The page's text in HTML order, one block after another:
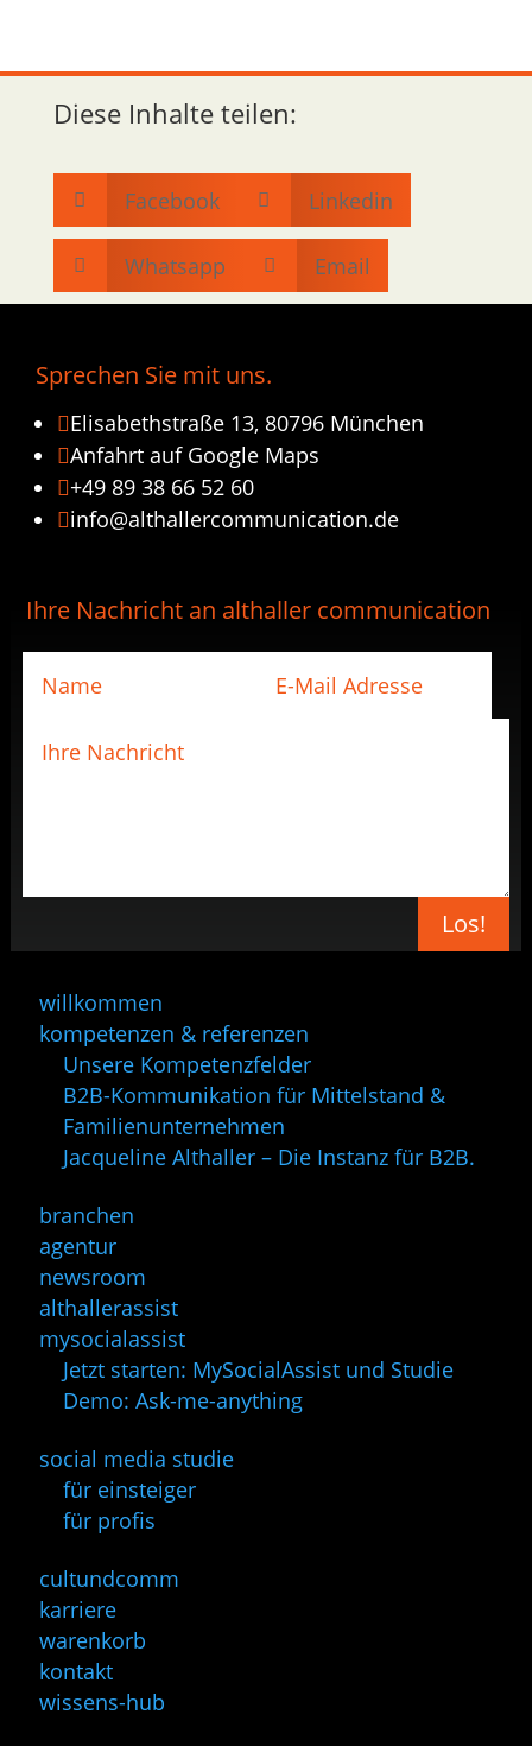
Diese Inhalte teilen:
 Facebook  Linkedin
 Whatsapp  Email
Sprechen Sie mit uns.
Elisabethstraße 13, 80796 München
Anfahrt auf Google Maps
+49 89 38 66 52 60
info@althallercommunication.de
Ihre Nachricht an althaller communication
Los!
willkommen
kompetenzen & referenzen
Unsere Kompetenzfelder
B2B-Kommunikation für Mittelstand &
Familienunternehmen
Jacqueline Althaller – Die Instanz für B2B.
branchen
agentur
newsroom
althallerassist
mysocialassist
Jetzt starten: MySocialAssist und Studie
Demo: Ask-me-anything
social media studie
für einsteiger
für profis
cultundcomm
karriere
warenkorb
kontakt
wissens-hub